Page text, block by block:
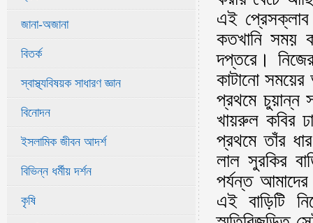
এই
কতখানি সময়
দপ্তরে।
কাটানো
প্রথমে চুয়ান্ন
খায়রুল কবির
প্রথমে তাঁর
লাল সুরকির
পর্যন্ত
এই বাড়িটি
জানা-অজানা
বিতর্ক
স্বাস্থ্যবিষয়ক সাধারণ জ্ঞান
বিনোদন
ইসলামিক জীবন আদর্শ
বিভিন্ন ধর্মীয় দর্শন
কৃষি